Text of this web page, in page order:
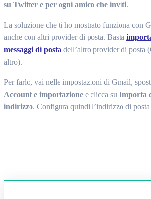
su Twitter e per ogni amico che inviti.
La soluzione che ti ho mostrato funziona con
anche con altri provider di posta. Basta
messaggi di posta dell’altro provider di posta
altro).
Per farlo, vai nelle impostazioni di Gmail,
Account e importazione e clicca su Importa
indirizzo. Configura quindi l’indirizzo di